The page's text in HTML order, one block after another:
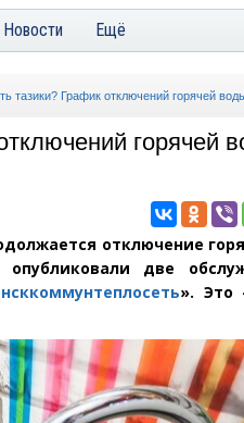
Новости Ещё
тазики? График отключений горячей
горячей
отключение
две
». Это